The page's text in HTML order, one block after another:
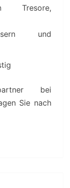
Tresore,
und
bei
Sie nach